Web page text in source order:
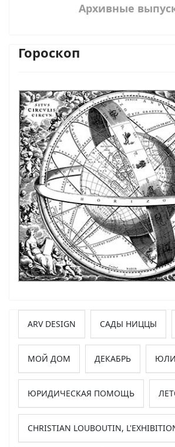
Архивные
Гороскоп
ARV DESIGN САДЫ НИЦЦЫ
МОЙ ДОМ ДЕКАБРЬ
ЮРИДИЧЕСКАЯ ПОМОЩЬ
CHRISTIAN LOUBOUTIN,